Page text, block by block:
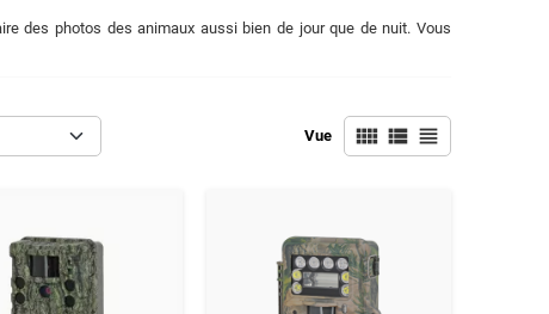
des photos des animaux aussi bien de jour que de nuit. Vous
Vue view_comfy view_list view_headline